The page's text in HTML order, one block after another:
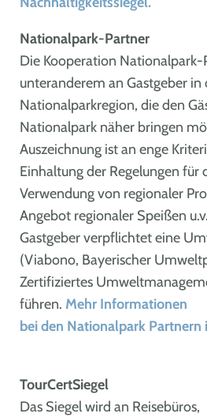
Nationalpark-Partner
Die Kooperation Nationalpark-
unteranderem an Gastgeber in
Nationalparkregion, die den
Nationalpark näher bringen
Auszeichnung ist an enge
Einhaltung der Regelungen für
Verwendung von regionaler
Angebot regionaler Speißen
Gastgeber verpflichtet eine
(Viabono, Bayerischer
Zertifiziertes
führen. Mehr Informationen
bei den Nationalpark Partnern
TourCert­Siegel
Das Siegel wird an Reisebüros,